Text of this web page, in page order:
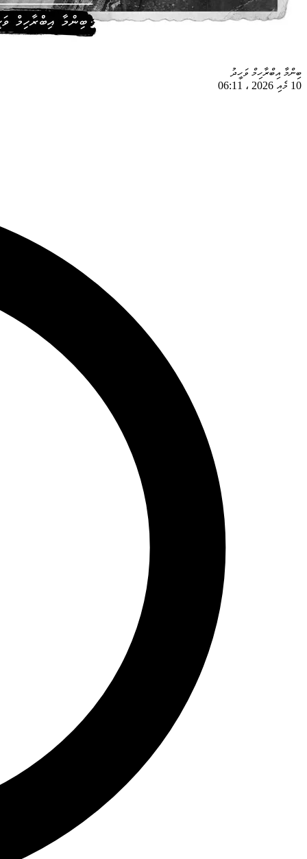
ބިންމާ އިބްރާހިމް ވަހީދު
10 މެއި 2026
، 06:11